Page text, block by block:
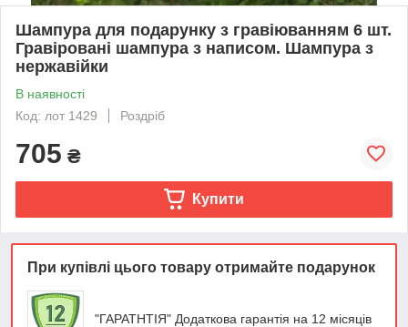
Шампура для подарунку з гравіюванням 6 шт.
Гравіровані шампура з написом. Шампура з
нержавійки
В наявності
Код: лот 1429
Роздріб
705 ₴
Купити
При купівлі цього товару отримайте подарунок
"ГАРАТНТІЯ" Додаткова гарантія на 12 місяців